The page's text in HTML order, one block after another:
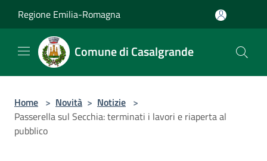
Regione Emilia-Romagna
Comune di Casalgrande
Home > Novità > Notizie >
Passerella sul Secchia: terminati i lavori e riaperta al
pubblico